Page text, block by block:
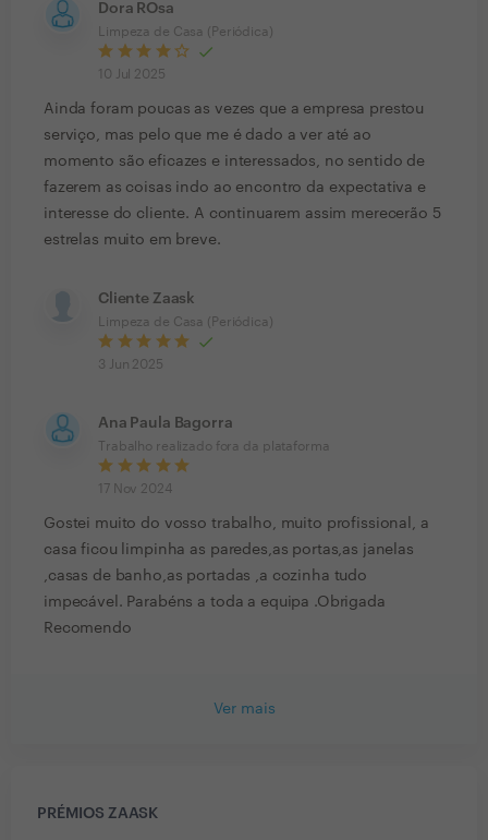
Dora ROsa
Limpeza de Casa (Periódica)
10 Jul 2025
Ainda foram poucas as vezes que a empresa prestou
serviço, mas pelo que me é dado a ver até ao
momento são eficazes e interessados, no sentido de
fazerem as coisas indo ao encontro da expectativa e
interesse do cliente. A continuarem assim merecerão 5
estrelas muito em breve.
Cliente Zaask
Limpeza de Casa (Periódica)
3 Jun 2025
Ana Paula Bagorra
Trabalho realizado fora da plataforma
17 Nov 2024
Gostei muito do vosso trabalho, muito profissional, a
casa ficou limpinha as paredes,as portas,as janelas
,casas de banho,as portadas ,a cozinha tudo
impecável. Parabéns a toda a equipa .Obrigada
Recomendo
Ver mais
PRÉMIOS ZAASK